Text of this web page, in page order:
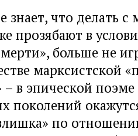
знает, что делать
прозябают в
больше не
марксистской
в эпической поэме
поколений
по